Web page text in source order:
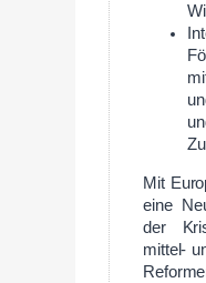
Mit
eine
der
mittel-